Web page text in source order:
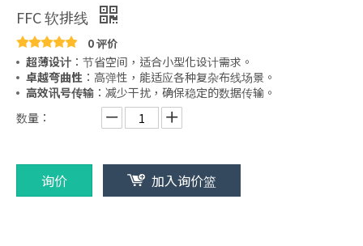
FFC 软排线
0 评价
超薄设计 ：节省空间，适合小型化设计需求。
卓越弯曲性 ：高弹性，能适应各种复杂布线场景。
高效讯号传输 ：减少干扰，确保稳定的数据传输。
数量：
询价 加入询价篮